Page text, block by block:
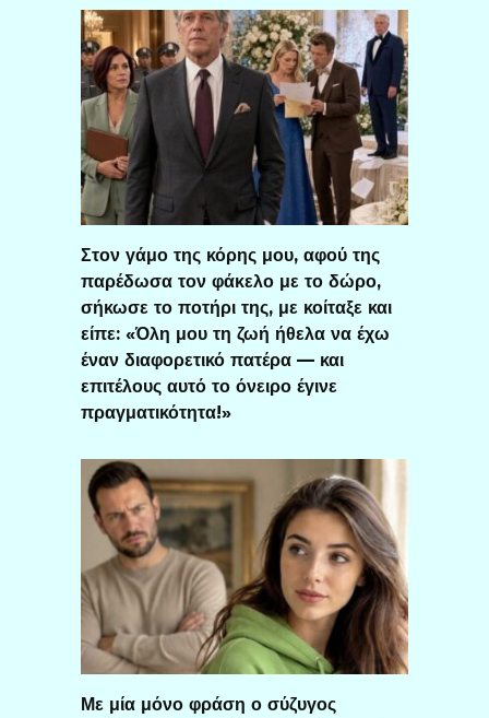
Στον γάμο της κόρης μου, αφού της
παρέδωσα τον φάκελο με το δώρο,
σήκωσε το ποτήρι της, με κοίταξε και
είπε: «Όλη μου τη ζωή ήθελα να έχω
έναν διαφορετικό πατέρα — και
επιτέλους αυτό το όνειρο έγινε
πραγματικότητα!»
Με μία μόνο φράση ο σύζυγος